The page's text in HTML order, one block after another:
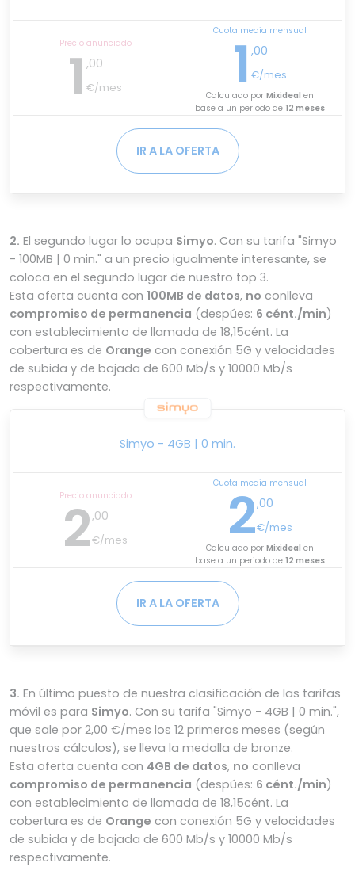
Precio anunciado
1 ,00
€/mes
Cuota media mensual
1 ,00
€/mes
Calculado por Mixideal en
base a un periodo de 12 meses
IR A LA OFERTA
2. El segundo lugar lo ocupa Simyo. Con su tarifa "Simyo
- 100MB | 0 min." a un precio igualmente interesante, se
coloca en el segundo lugar de nuestro top 3.
Esta oferta cuenta con 100MB de datos, no conlleva
compromiso de permanencia (despúes: 6 cént./min)
con establecimiento de llamada de 18,15cént. La
cobertura es de Orange con conexión 5G y velocidades
de subida y de bajada de 600 Mb/s y 10000 Mb/s
respectivamente.
Simyo - 4GB | 0 min.
Precio anunciado
2,00
€/mes
Cuota media mensual
2,00
€/mes
Calculado por Mixideal en
base a un periodo de 12 meses
IR A LA OFERTA
3. En último puesto de nuestra clasificación de las tarifas
móvil es para Simyo. Con su tarifa "Simyo - 4GB | 0 min.",
que sale por 2,00 €/mes los 12 primeros meses (según
nuestros cálculos), se lleva la medalla de bronze.
Esta oferta cuenta con 4GB de datos, no conlleva
compromiso de permanencia (despúes: 6 cént./min)
con establecimiento de llamada de 18,15cént. La
cobertura es de Orange con conexión 5G y velocidades
de subida y de bajada de 600 Mb/s y 10000 Mb/s
respectivamente.